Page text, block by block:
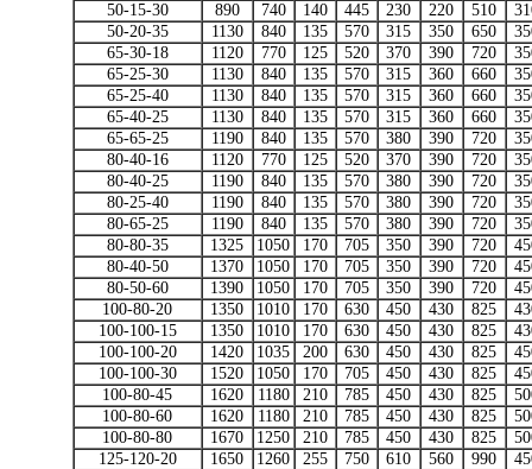
50-15-30
890 740 140 445 230 220 510
50-20-35
1130 840 135 570 315 350 650
65-30-18
1120 770 125 520 370 390 720
65-25-30
1130 840 135 570 315 360 660
65-25-40
1130 840 135 570 315 360 660
65-40-25
1130 840 135 570 315 360 660
65-65-25
1190 840 135 570 380 390 720
80-40-16
1120 770 125 520 370 390 720
80-40-25
1190 840 135 570 380 390 720
80-25-40
1190 840 135 570 380 390 720
80-65-25
1190 840 135 570 380 390 720
80-80-35
1325 1050 170 705 350 390 720
80-40-50
1370 1050 170 705 350 390 720
80-50-60
1390 1050 170 705 350 390 720
100-80-20
1350 1010 170 630 450 430 825
100-100-15
1350 1010 170 630 450 430 825
100-100-20
1420 1035 200 630 450 430 825
100-100-30
1520 1050 170 705 450 430 825
100-80-45
1620 1180 210 785 450 430 825
100-80-60
1620 1180 210 785 450 430 825
100-80-80
1670 1250 210 785 450 430 825
125-120-20
1650 1260 255 750 610 560 990